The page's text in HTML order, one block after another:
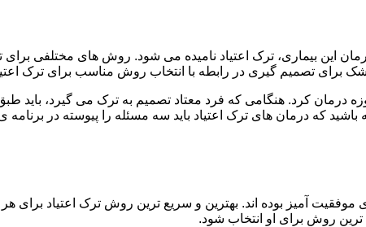
این بیماری، ترک اعتیاد نامیده می شود. روش های مختلفی
تصمیم گیری در رابطه با انتخاب روش مناسب برای ترک
درمان کرد. هنگامی که فرد معتاد تصمیم به ترک می گیرد،
که درمان های ترک اعتیاد باید سه مسئله را پیوسته در برنامه
آمیز بوده اند. بهترین و سریع ترین روش ترک اعتیاد برای
روش برای او انتخاب شود.